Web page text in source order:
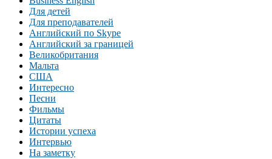
Для детей
Для преподавателей
Английский по Skype
Английский за границей
Великобритания
Мальта
США
Интересно
Песни
Фильмы
Цитаты
Истории успеха
Интервью
На заметку